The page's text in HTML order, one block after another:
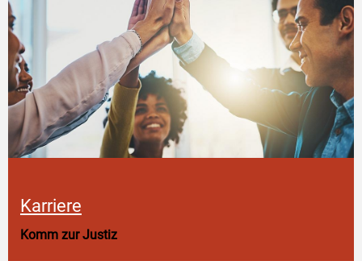
Karriere
Komm zur Justiz